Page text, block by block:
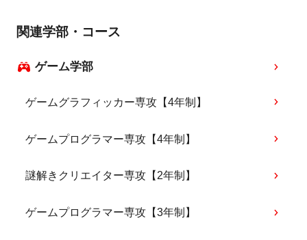
関連学部・コース
ゲーム学部
ゲームグラフィッカー専攻【4年制】
ゲームプログラマー専攻【4年制】
謎解きクリエイター専攻【2年制】
ゲームプログラマー専攻【3年制】